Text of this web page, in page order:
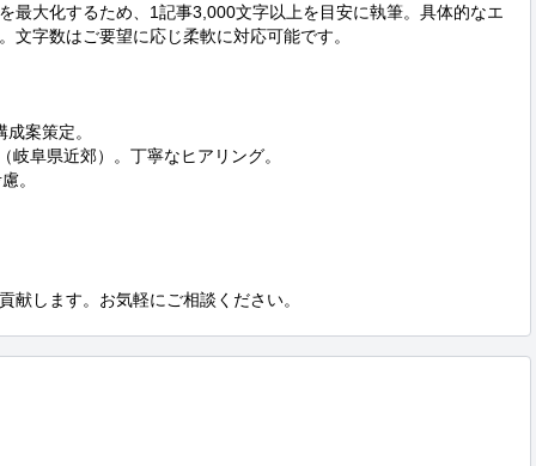
最大化するため、1記事3,000文字以上を目安に執筆。具体的なエ
文字数はご要望に応じ柔軟に対応可能です。
案策定。
阜県近郊）。丁寧なヒアリング。
。
献します。お気軽にご相談ください。